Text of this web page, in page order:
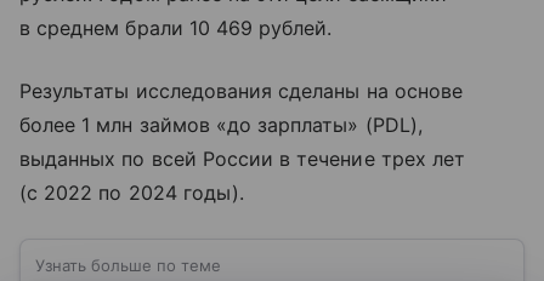
в среднем брали 10 469 рублей.
Результаты исследования сделаны на основе
более 1 млн займов «до зарплаты» (PDL),
выданных по всей России в течение трех лет
(с 2022 по 2024 годы).
Узнать больше по теме